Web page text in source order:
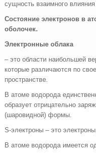
сущность взаимного
Состояние электронов в
оболочек.
Электронные облака
– это области наибольшей
которые различаются по
пространстве.
В атоме водорода
образует отрицательно
(шаровидной) формы.
S-электроны – это
В атоме водорода имеется